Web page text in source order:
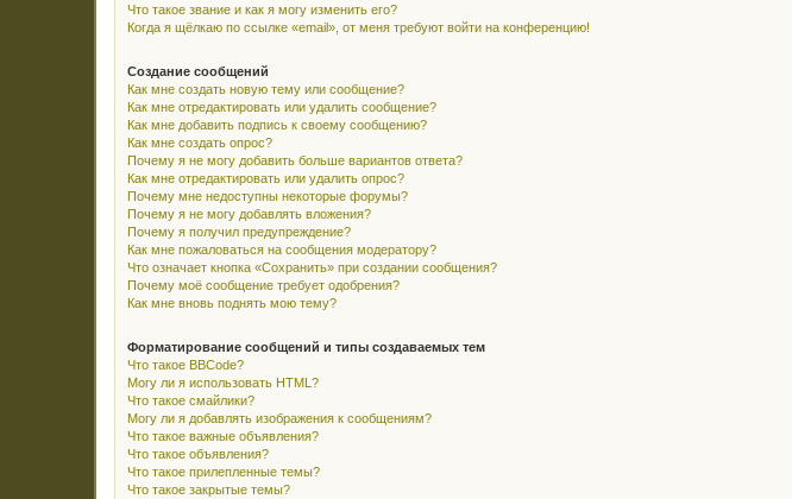
Что такое звание и как я могу изменить его?
Когда я щёлкаю по ссылке «email», от меня требуют войти на конференцию!
Создание сообщений
Как мне создать новую тему или сообщение?
Как мне отредактировать или удалить сообщение?
Как мне добавить подпись к своему сообщению?
Как мне создать опрос?
Почему я не могу добавить больше вариантов ответа?
Как мне отредактировать или удалить опрос?
Почему мне недоступны некоторые форумы?
Почему я не могу добавлять вложения?
Почему я получил предупреждение?
Как мне пожаловаться на сообщения модератору?
Что означает кнопка «Сохранить» при создании сообщения?
Почему моё сообщение требует одобрения?
Как мне вновь поднять мою тему?
Форматирование сообщений и типы создаваемых тем
Что такое BBCode?
Могу ли я использовать HTML?
Что такое смайлики?
Могу ли я добавлять изображения к сообщениям?
Что такое важные объявления?
Что такое объявления?
Что такое прилепленные темы?
Что такое закрытые темы?